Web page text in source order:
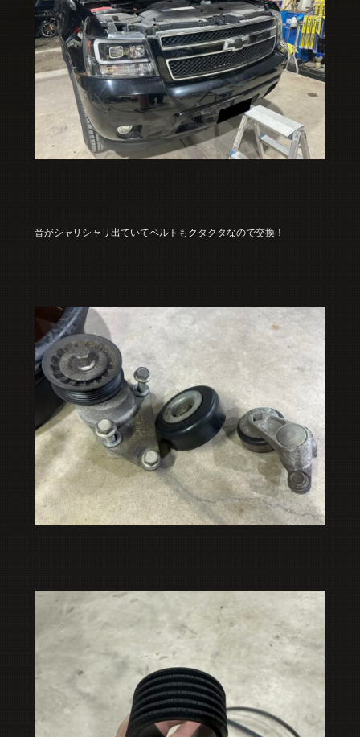
音がシャリシャリ出ていてベルトもクタクタなので交換！